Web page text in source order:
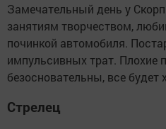
Замечательный день у
занятиям творчеством,
починкой автомобиля.
импульсивных трат. Плохие
безосновательны, все будет
Стрелец